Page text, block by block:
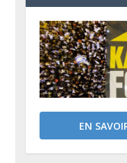
EN